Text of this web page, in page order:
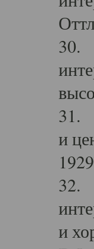
30.
31.
и
32.
и